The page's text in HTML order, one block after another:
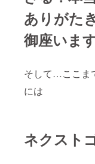
ありがた
御座いま
そして…ここま
には
ネクスト